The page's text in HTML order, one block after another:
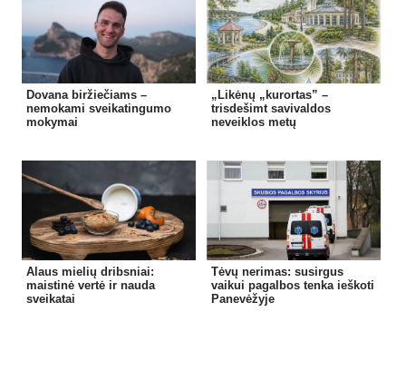
Dovana biržiečiams –
nemokami sveikatingumo
mokymai
„Likėnų „kurortas” –
trisdešimt savivaldos
neveiklos metų
Alaus mielių dribsniai:
maistinė vertė ir nauda
sveikatai
Tėvų nerimas: susirgus
vaikui pagalbos tenka ieškoti
Panevėžyje